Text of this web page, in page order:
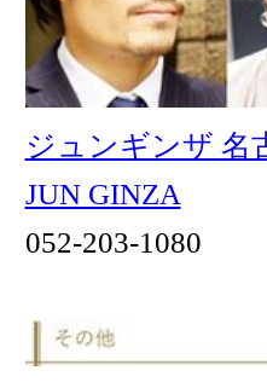
テスラセラピーストア
TESLA THERAPY STORE
052-231-5527
ヘア・サロン ページボー